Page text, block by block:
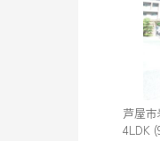
芦屋
4LDK